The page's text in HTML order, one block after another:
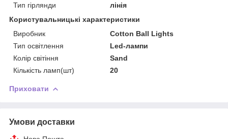
Тип гірлянди
лінія
Користувальницькі характеристики
Виробник
Cotton Ball Lights
Тип освітлення
Led-лампи
Колір світіння
Sand
Кількість ламп(шт)
20
Приховати
Умови доставки